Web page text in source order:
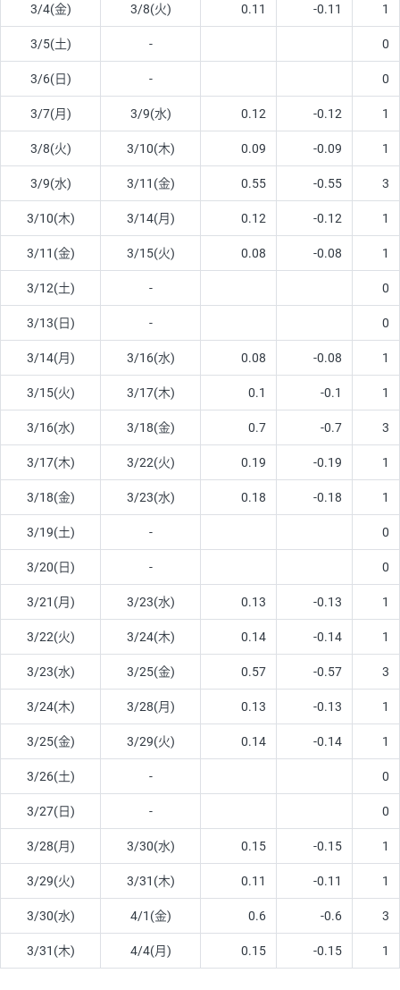
3/4(金) 3/8(火) 0.11 -0.11 1
3/5(土) - 0
3/6(日) - 0
3/7(月) 3/9(水) 0.12 -0.12 1
3/8(火) 3/10(木) 0.09 -0.09 1
3/9(水) 3/11(金) 0.55 -0.55 3
3/10(木) 3/14(月) 0.12 -0.12 1
3/11(金) 3/15(火) 0.08 -0.08 1
3/12(土) - 0
3/13(日) - 0
3/14(月) 3/16(水) 0.08 -0.08 1
3/15(火) 3/17(木) 0.1 -0.1 1
3/16(水) 3/18(金) 0.7 -0.7 3
3/17(木) 3/22(火) 0.19 -0.19 1
3/18(金) 3/23(水) 0.18 -0.18 1
3/19(土) - 0
3/20(日) - 0
3/21(月) 3/23(水) 0.13 -0.13 1
3/22(火) 3/24(木) 0.14 -0.14 1
3/23(水) 3/25(金) 0.57 -0.57 3
3/24(木) 3/28(月) 0.13 -0.13 1
3/25(金) 3/29(火) 0.14 -0.14 1
3/26(土) - 0
3/27(日) - 0
3/28(月) 3/30(水) 0.15 -0.15 1
3/29(火) 3/31(木) 0.11 -0.11 1
3/30(水) 4/1(金) 0.6 -0.6 3
3/31(木) 4/4(月) 0.15 -0.15 1